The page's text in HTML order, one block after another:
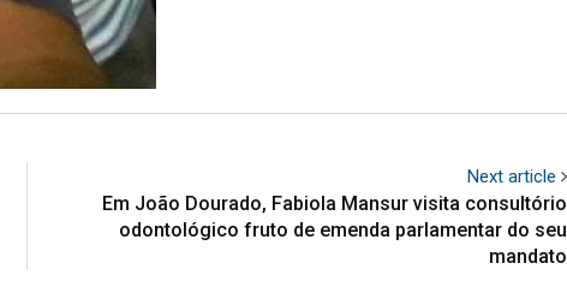
Next article
Em João Dourado, Fabiola Mansur visita consultório
odontológico fruto de emenda parlamentar do seu
mandato